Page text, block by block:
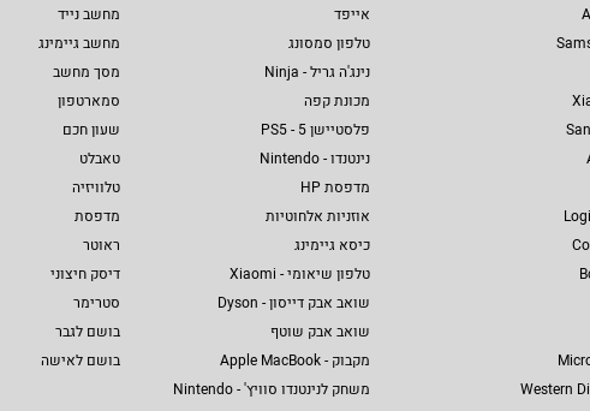
Western
אייפד
טלפון סמסונג
נינג'ה גריל - Ninja
מכונת קפה
פלסטיישן 5 - PS5
נינטנדו - Nintendo
מדפסת HP
אוזניות אלחוטיות
כיסא גיימינג
טלפון שיאומי - Xiaomi
שואב אבק דייסון - Dyson
שואב אבק שוטף
מקבוק - Apple MacBook
משחק לנינטנדו סוויץ' - Nintendo
מחשב נייד
מחשב גיימינג
מסך מחשב
סמארטפון
שעון חכם
טאבלט
טלוויזיה
מדפסת
ראוטר
דיסק חיצוני
סטרימר
בושם לגבר
בושם לאישה